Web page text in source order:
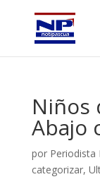
Niños
Abajo
por Periodista
categorizar,